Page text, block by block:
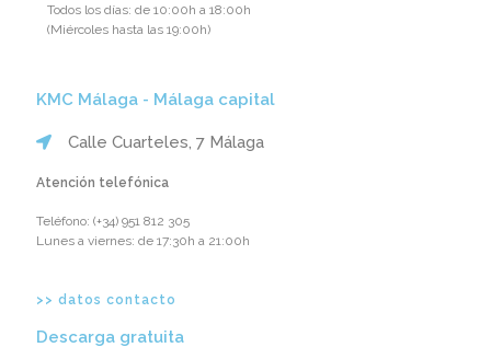
Todos los días: de 10:00h a 18:00h
(Miércoles hasta las 19:00h)
KMC Málaga - Málaga capital
Calle Cuarteles, 7 Málaga
Atención telefónica
Teléfono: ‪(+34) 951 812 305‬
Lunes a viernes: de 17:30h a 21:00h
>> datos contacto
Descarga gratuita​